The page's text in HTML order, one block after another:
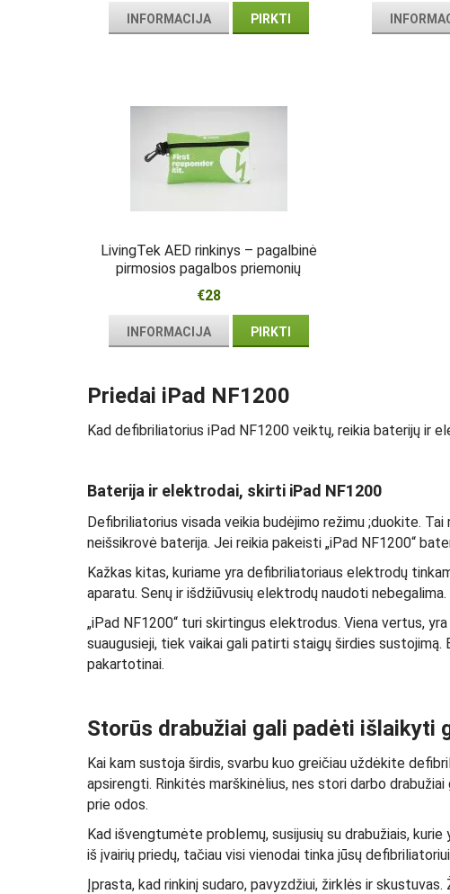
INFORMACIJA PIRKTI
LivingTek AED rinkinys – pagalbinė
pirmosios pagalbos priemonių
kuprinė šalia defibriliatoriaus
€28
INFORMACIJA PIRKTI
Priedai iPad NF1200
Kad defibriliatorius iPad NF1200 veiktų, reikia baterijų ir
Baterija ir elektrodai, skirti iPad NF1200
Defibriliatorius visada veikia budėjimo režimu ;duokite.
neišsikrovė baterija. Jei reikia pakeisti „iPad NF1200“
Kažkas kitas, kuriame yra defibriliatoriaus elektrodų
aparatu. Senų ir išdžiūvusių elektrodų naudoti nebegalima.
„iPad NF1200“ turi skirtingus elektrodus. Viena vertus,
suaugusieji, tiek vaikai gali patirti staigų širdies
pakartotinai.
Storūs drabužiai gali padėti išlaikyti
Kai kam sustoja širdis, svarbu kuo greičiau uždėkite
apsirengti. Rinkitės marškinėlius, nes stori darbo
prie odos.
Kad išvengtumėte problemų, susijusių su drabužiais,
iš įvairių priedų, tačiau visi vienodai tinka jūsų
Įprasta, kad rinkinį sudaro, pavyzdžiui, žirklės ir